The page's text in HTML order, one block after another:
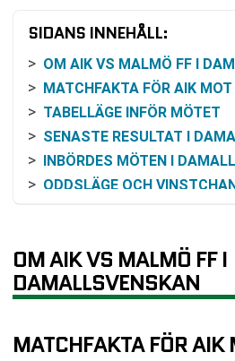
SIDANS INNEHÅLL:
OM AIK VS MALMÖ FF I
MATCHFAKTA FÖR AIK
TABELLÄGE INFÖR MÖTET
SENASTE RESULTAT I
INBÖRDES MÖTEN I
ODDSLÄGE OCH
VANLIGA FRÅGOR OM AIK
TABELL
OM AIK VS MALMÖ FF I
DAMALLSVENSKAN
MATCHFAKTA FÖR AIK